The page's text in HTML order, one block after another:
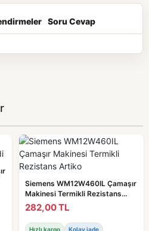
Soru Cevap
Siemens WM12W460IL Çamaşır
Makinesi Termikli Rezistans
Artiko
282,00 TL
Hızlı kargo Kolay iade